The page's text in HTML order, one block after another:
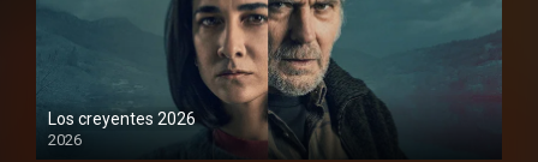
Los creyentes 2026
2026
1080P